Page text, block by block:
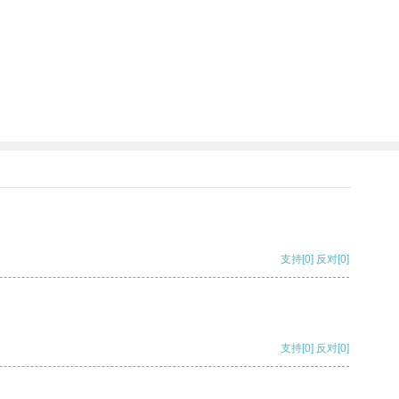
支持[0] 反对[0]
支持[0] 反对[0]